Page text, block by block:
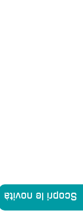
Scopri le novità